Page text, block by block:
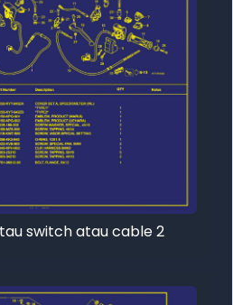
switch atau cable 2